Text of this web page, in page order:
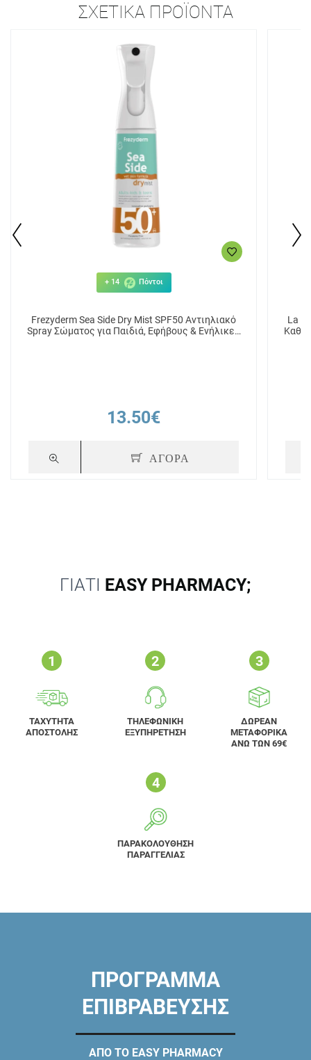
ΣΧΕΤΙΚΆ ΠΡΟΪΌΝΤΑ
+ 14 Πόντοι
Frezyderm Sea Side Dry Mist SPF50 Αντιηλιακό
Spray Σώματος για Παιδιά, Εφήβους & Ενήλικες
13.50€
ΑΓΟΡΑ
La
ΓΙΑΤΙ EASY PHARMACY;
ΤΑΧΥΤΗΤΑ
ΑΠΟΣΤΟΛΗΣ
ΤΗΛΕΦΩΝΙΚΗ
ΕΞΥΠΗΡΕΤΗΣΗ
ΔΩΡΕΑΝ
ΜΕΤΑΦΟΡΙΚΑ
ΑΝΩ ΤΩΝ 69€
ΠΑΡΑΚΟΛΟΥΘΗΣΗ
ΠΑΡΑΓΓΕΛΙΑΣ
ΠΡΟΓΡΑΜΜΑ
ΕΠΙΒΡΑΒΕΥΣΗΣ
ΑΠΟ ΤΟ EASY PHARMACY